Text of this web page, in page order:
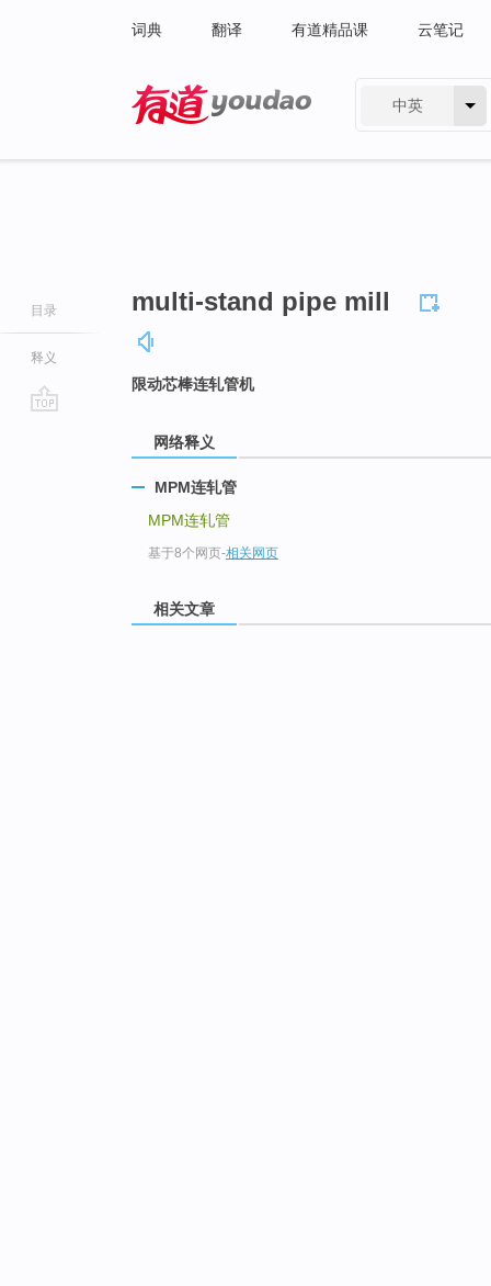
词典 翻译 有道精品课 云笔记
中英
目录
释义
multi-stand pipe mill
限动芯棒连轧管机
网络释义
MPM连轧管
MPM连轧管
基于8个网页-相关网页
相关文章